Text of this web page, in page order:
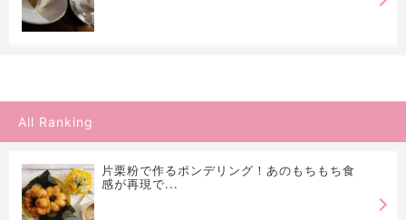
All Ranking
片栗粉で作るポンデリング！あのもちもち食
感が再現で...